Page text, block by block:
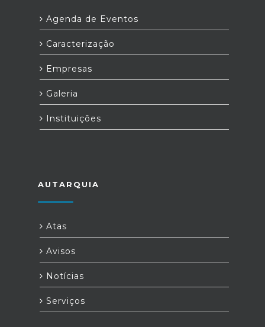
Agenda de Eventos
Caracterização
Empresas
Galeria
Instituições
AUTARQUIA
Atas
Avisos
Notícias
Serviços